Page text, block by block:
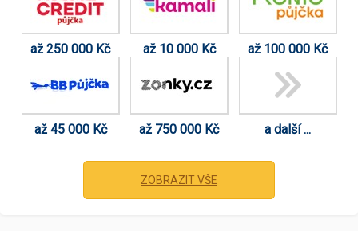
až 250 000 Kč až 10 000 Kč až 100 000 Kč
až 45 000 Kč až 750 000 Kč a další ...
ZOBRAZIT VŠE